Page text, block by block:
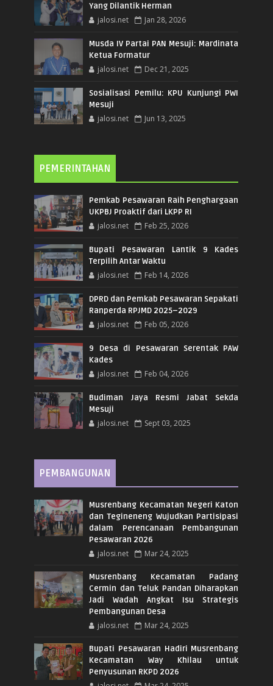
Yang Dilantik Herman
jalosi.net Jan 28, 2026
Musda IV Partai PAN Mesuji: Mardinata
Ketua Formatur
jalosi.net Dec 21, 2025
Sosialisasi Pemilu: KPU Kunjungi PWI
Mesuji
jalosi.net Jun 13, 2025
PEMERINTAHAN
Pemkab Pesawaran Raih Penghargaan
UKPBJ Proaktif dari LKPP RI
jalosi.net Feb 25, 2026
Bupati Pesawaran Lantik 9 Kades
Terpilih Antar Waktu
jalosi.net Feb 14, 2026
DPRD dan Pemkab Pesawaran Sepakati
Ranperda RPJMD 2025–2029
jalosi.net Feb 05, 2026
9 Desa di Pesawaran Serentak PAW
Kades
jalosi.net Feb 04, 2026
Budiman Jaya Resmi Jabat Sekda
Mesuji
jalosi.net Sept 03, 2025
PEMBANGUNAN
Musrenbang Kecamatan Negeri Katon
dan Tegineneng Wujudkan Partisipasi
dalam Perencanaan Pembangunan
Pesawaran 2026
jalosi.net Mar 24, 2025
Musrenbang Kecamatan Padang
Cermin dan Teluk Pandan Diharapkan
Jadi Wadah Angkat Isu Strategis
Pembangunan Desa
jalosi.net Mar 24, 2025
Bupati Pesawaran Hadiri Musrenbang
Kecamatan Way Khilau untuk
Penyusunan RKPD 2026